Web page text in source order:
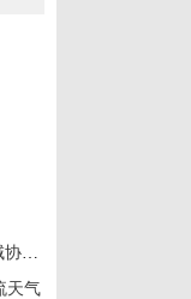
跳出帮扶看协同——山东强县产业帮扶弱县的区域协同观察
天气